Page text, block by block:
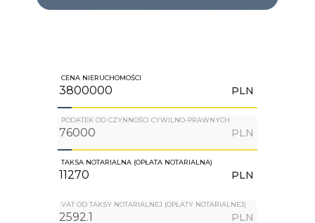
CENA NIERUCHOMOŚCI
PLN
PODATEK OD CZYNNOŚCI CYWILNO-PRAWNYCH
PLN
TAKSA NOTARIALNA (OPŁATA NOTARIALNA)
PLN
VAT OD TAKSY NOTARIALNEJ (OPŁATY NOTARIALNEJ)
PLN